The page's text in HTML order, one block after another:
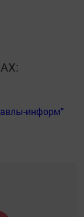
информ"